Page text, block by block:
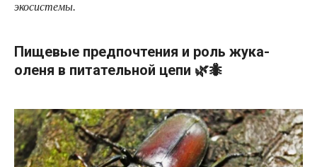
экосистемы.
Пищевые предпочтения и роль жука-
оленя в питательной цепи 🌿🐜